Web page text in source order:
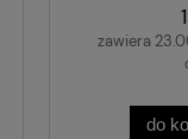
zawiera
do